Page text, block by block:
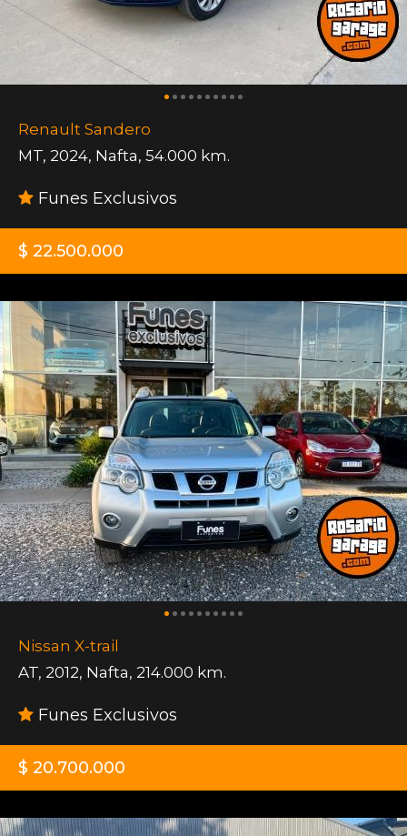
Renault Sandero
MT, 2024, Nafta, 54.000 km.
Funes Exclusivos
$ 22.500.000
Nissan X-trail
AT, 2012, Nafta, 214.000 km.
Funes Exclusivos
$ 20.700.000